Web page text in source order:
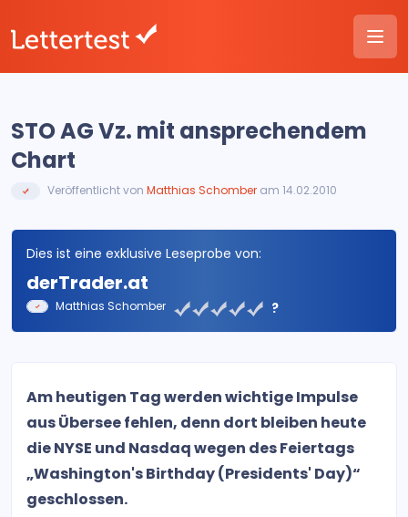
STO AG Vz. mit ansprechendem
Chart
Veröffentlicht von Matthias Schomber am 14.02.2010
Dies ist eine exklusive Leseprobe von:
derTrader.at
Matthias Schomber ?
Am heutigen Tag werden wichtige Impulse
aus Übersee fehlen, denn dort bleiben heute
die NYSE und Nasdaq wegen des Feiertags
„Washington's Birthday (Presidents' Day)“
geschlossen.